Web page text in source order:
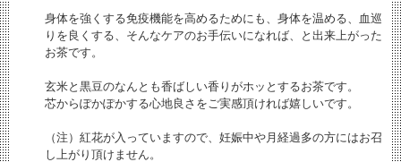
身体を強くする免疫機能を高めるためにも、身体を温める、血巡
りを良くする、そんなケアのお手伝いになれば、と出来上がった
お茶です。
玄米と黒豆のなんとも香ばしい香りがホッとするお茶です。
芯からぽかぽかする心地良さをご実感頂ければ嬉しいです。
（注）紅花が入っていますので、妊娠中や月経過多の方にはお召
し上がり頂けません。